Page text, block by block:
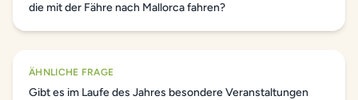
die mit der Fähre nach Mallorca fahren?
ÄHNLICHE FRAGE
Gibt es im Laufe des Jahres besondere Veranstaltungen